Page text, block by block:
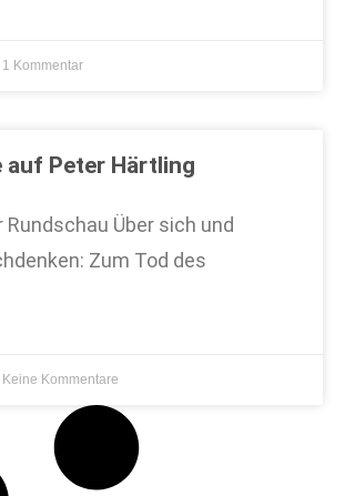
1 Kommentar
auf Peter Härtling
Über sich und
Zum Tod des
Keine Kommentare